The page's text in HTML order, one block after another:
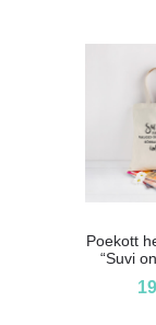
Poekott
“Suvi